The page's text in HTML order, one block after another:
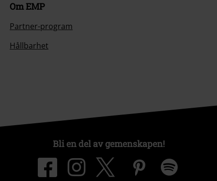
Om EMP
Partner-program
Hållbarhet
Bli en del av gemenskapen!